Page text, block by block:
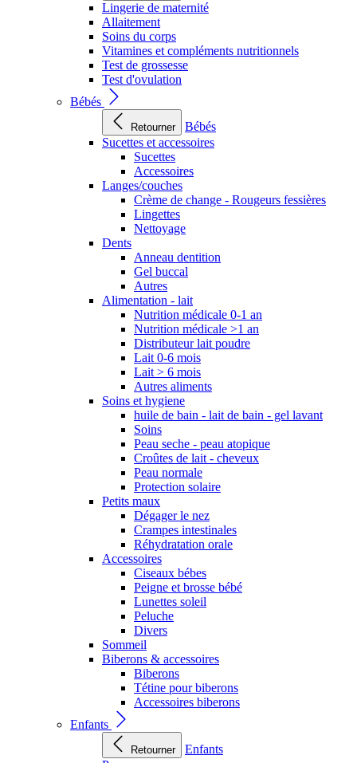
Lingerie de maternité
Allaitement
Soins du corps
Vitamines et compléments nutritionnels
Test de grossesse
Test d'ovulation
Bébés
Retourner
Bébés
Sucettes et accessoires
Sucettes
Accessoires
Langes/couches
Crème de change - Rougeurs fessières
Lingettes
Nettoyage
Dents
Anneau dentition
Gel buccal
Autres
Alimentation - lait
Nutrition médicale 0-1 an
Nutrition médicale >1 an
Distributeur lait poudre
Lait 0-6 mois
Lait > 6 mois
Autres aliments
Soins et hygiene
huile de bain - lait de bain - gel lavant
Soins
Peau seche - peau atopique
Croûtes de lait - cheveux
Peau normale
Protection solaire
Petits maux
Dégager le nez
Crampes intestinales
Réhydratation orale
Accessoires
Ciseaux bébes
Peigne et brosse bébé
Lunettes soleil
Peluche
Divers
Sommeil
Biberons & accessoires
Biberons
Tétine pour biberons
Accessoires biberons
Enfants
Retourner
Enfants